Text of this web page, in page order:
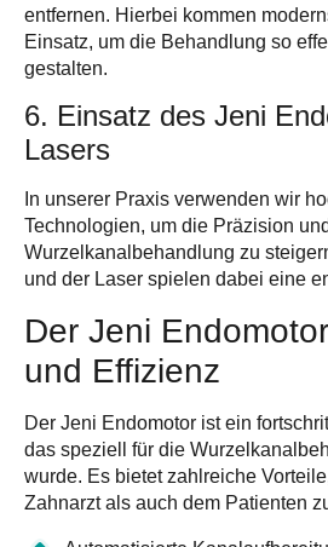
entfernen. Hierbei kommen
Einsatz, um die Behandlung so
gestalten.
6. Einsatz des Jeni
Lasers
In unserer Praxis verwenden wir
Technologien, um die Präzision
Wurzelkanalbehandlung zu
und der Laser spielen dabei eine
Der Jeni
und Effizienz
Der Jeni Endomotor ist ein
das speziell für die
wurde. Es bietet zahlreiche
Zahnarzt als auch dem Patienten